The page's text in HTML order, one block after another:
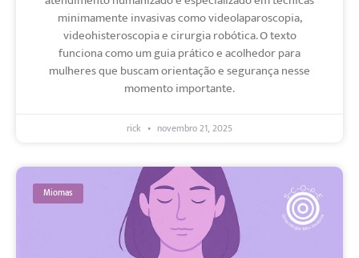
minimamente invasivas como videolaparoscopia,
videohisteroscopia e cirurgia robótica. O texto
funciona como um guia prático e acolhedor para
mulheres que buscam orientação e segurança nesse
momento importante.
rick novembro 21, 2025
Miomas